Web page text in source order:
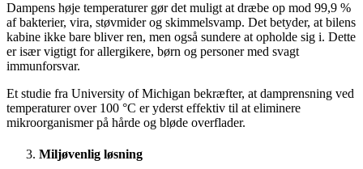
Dampens høje temperaturer gør det muligt at dræbe op mod 99,9 %
af bakterier, vira, støvmider og skimmelsvamp. Det betyder, at bilens
kabine ikke bare bliver ren, men også sundere at opholde sig i. Dette
er især vigtigt for allergikere, børn og personer med svagt
immunforsvar.
Et studie fra University of Michigan bekræfter, at damprensning ved
temperaturer over 100 °C er yderst effektiv til at eliminere
mikroorganismer på hårde og bløde overflader.
Miljøvenlig løsning